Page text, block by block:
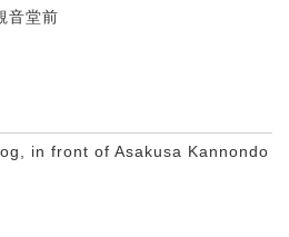
音堂前
in front of Asakusa Kannondo